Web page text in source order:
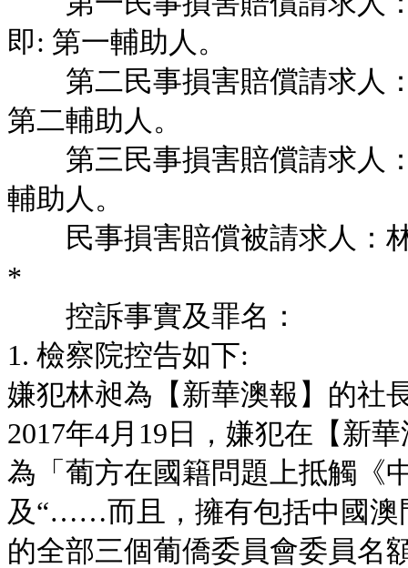
即: 第一輔助人。
第二民事損害賠償請求人：
第二輔助人。
第三民事損害賠償請求人：
輔助人。
民事損害賠償被請求人：
*
控訴事實及罪名：
1. 檢察院控告如下:
嫌犯林昶為【新華澳報】的社
2017年4月19日，嫌犯在【新
為「葡方在國籍問題上抵觸《
及“……而且，擁有包括中國澳
的全部三個葡僑委員會委員名